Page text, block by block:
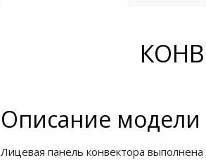
Описание модели
Лицевая панель конвектора